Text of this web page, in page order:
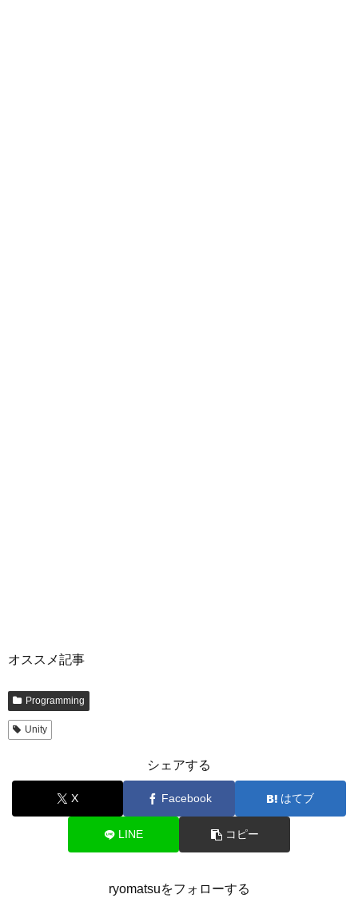
オススメ記事
Programming
Unity
シェアする
X Facebook はてブ
LINE コピー
ryomatsuをフォローする